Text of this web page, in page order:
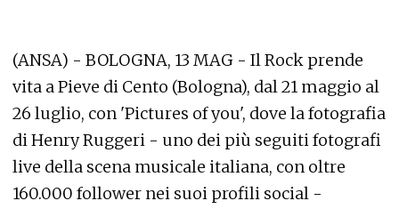
(ANSA) - BOLOGNA, 13 MAG - Il Rock prende
vita a Pieve di Cento (Bologna), dal 21 maggio al
26 luglio, con 'Pictures of you', dove la fotografia
di Henry Ruggeri - uno dei più seguiti fotografi
live della scena musicale italiana, con oltre
160.000 follower nei suoi profili social -